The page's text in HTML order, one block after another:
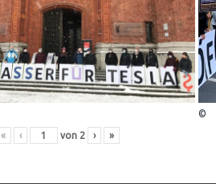
©
« ‹ von 2 › »